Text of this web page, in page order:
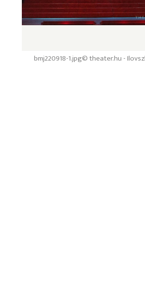
© theater.hu -
bmj220918-1.jpg